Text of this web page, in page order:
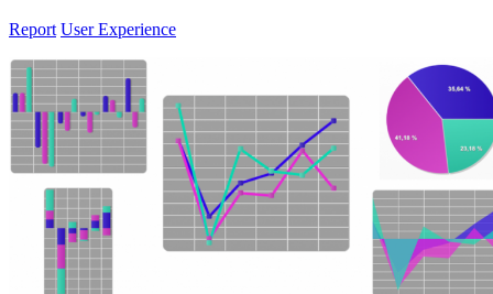
Report User Experience